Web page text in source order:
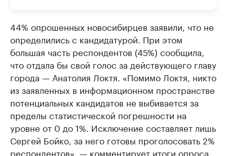
44% опрошенных новосибирцев заявили, что не
определились с кандидатурой. При этом
большая часть респондентов (45%) сообщила,
что отдала бы свой голос за действующего главу
города — Анатолия Локтя. «Помимо Локтя, никто
из заявленных в информационном пространстве
потенциальных кандидатов не выбивается за
пределы статистической погрешности на
уровне от 0 до 1%. Исключение составляет лишь
Сергей Бойко, за него готовы проголосовать 2%
респондентов», — комментирует итоги опроса